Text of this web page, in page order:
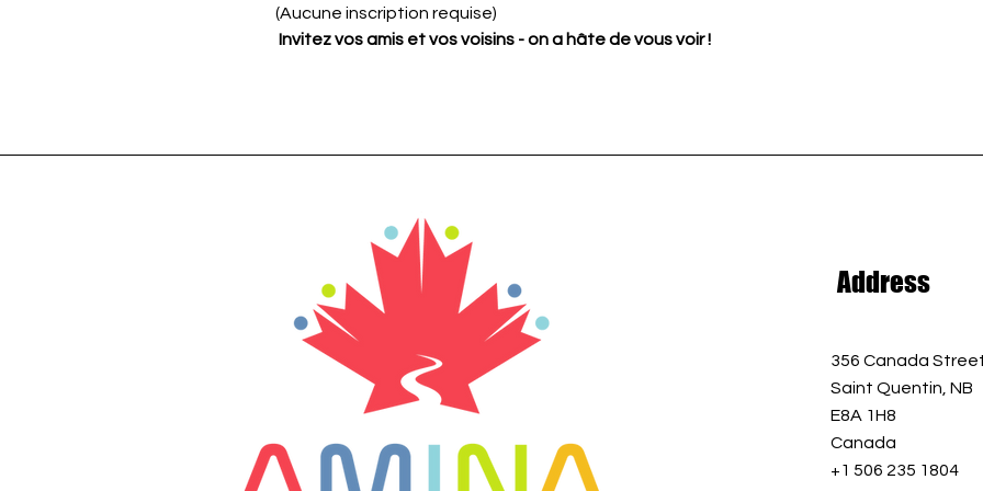
(Aucune inscription requise)
Invitez vos amis et vos voisins - on a hâte de vous voir !
Address
356 Canada
Saint Quentin, NB
E8A 1H8
Canada
+1 506 235 1804